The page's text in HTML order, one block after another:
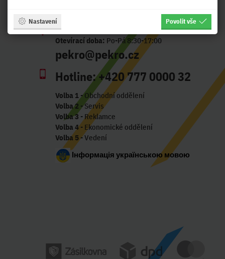
Adresa:
Otevírací doba: Po-Pá 8:30-17:00
pekro@pekro.cz
Hotline:+420 777 0000 32
Volba 1- Obchodní oddělení
Volba 2 - Servis
Volba 3 - Reklamce
Volba 4- Ekonomické oddělení
Volba 5- Vedení
Інформація українською мовою
Nastavení Povolit vše